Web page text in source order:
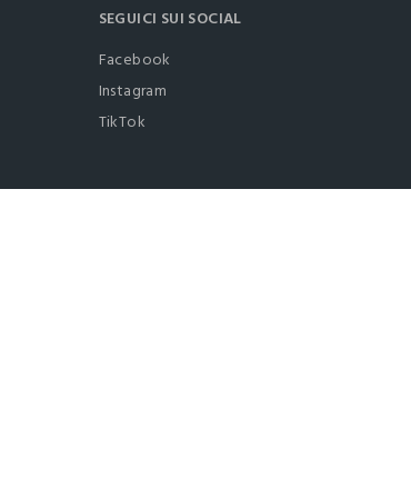
SEGUICI SUI SOCIAL
Facebook
Instagram
TikTok